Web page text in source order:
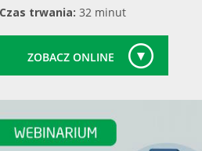
Czas trwania: 32 minut
ZOBACZ ONLINE